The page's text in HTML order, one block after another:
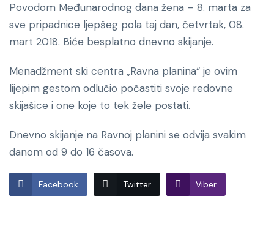
Povodom Međunarodnog dana žena – 8. marta za
sve pripadnice ljepšeg pola taj dan, četvrtak, 08.
mart 2018. Biće besplatno dnevno skijanje.
Menadžment ski centra „Ravna planina“ je ovim
lijepim gestom odlučio počastiti svoje redovne
skijašice i one koje to tek žele postati.
Dnevno skijanje na Ravnoj planini se odvija svakim
danom od 9 do 16 časova.
Facebook Twitter Viber